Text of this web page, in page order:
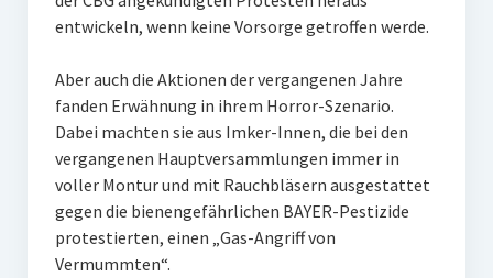
entwickeln, wenn keine Vorsorge getroffen werde.
Aber auch die Aktionen der vergangenen Jahre
fanden Erwähnung in ihrem Horror-Szenario.
Dabei machten sie aus Imker-Innen, die bei den
vergangenen Hauptversammlungen immer in
voller Montur und mit Rauchbläsern ausgestattet
gegen die bienengefährlichen BAYER-Pestizide
protestierten, einen „Gas-Angriff von
Vermummten“.